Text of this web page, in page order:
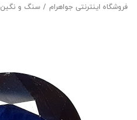
فروشگاه اینترنتی جواهرام سنگ و نگین